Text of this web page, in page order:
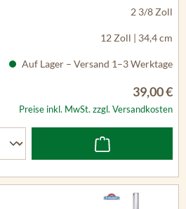
2 3/8 Zoll
12 Zoll | 34,4 cm
Auf Lager – Versand 1–3 Werktage
39,00 €
Preise inkl. MwSt. zzgl. Versandkosten